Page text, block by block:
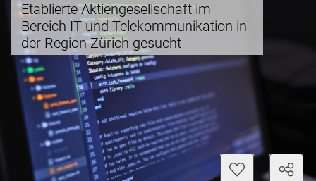
Etablierte Aktiengesellschaft im
Bereich IT und Telekommunikation in
der Region Zürich gesucht